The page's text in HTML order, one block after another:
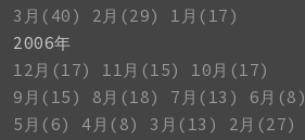
3月(40)
2月(29)
1月(17)
2006年
12月(17)
11月(15)
10月(17)
9月(15)
8月(18) 7月(13)
6月(8)
5月(6)
4月(8) 3月(13)
2月(27)